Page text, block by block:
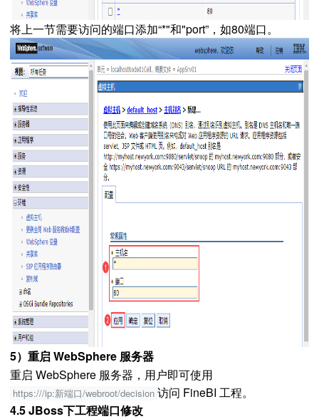
将上一节需要访问的端口添加“*"和"port”，如80端口。
5）重启 WebSphere 服务器
重启 WebSphere 服务器，用户即可使用
https:///ip:新端口/webroot/decision 访问 FineBI 工程。
4.5 JBoss下工程端口修改